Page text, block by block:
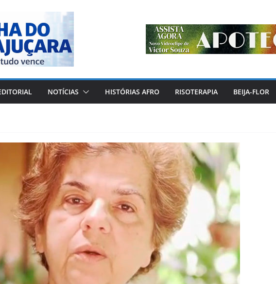
NOTÍCIAS HISTÓRIAS AFRO RISOTERAPIA BEIJA-FLOR